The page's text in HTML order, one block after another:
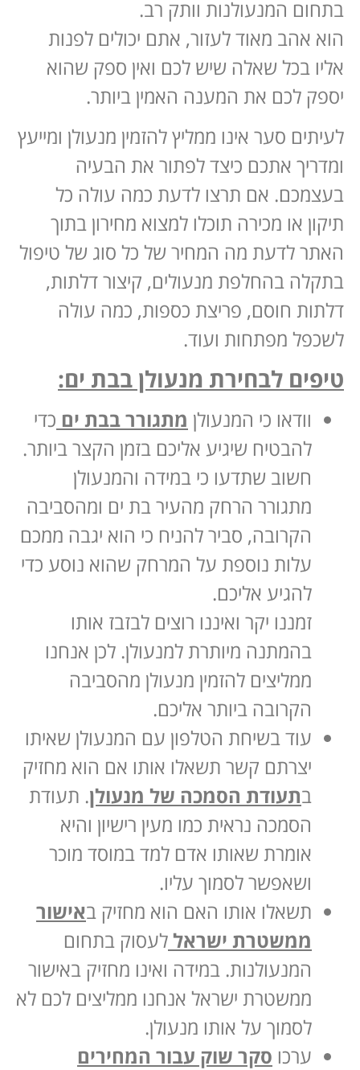
בתחום המנעולנות וותק רב.
הוא אהב מאוד לעזור, אתם יכולים לפנות
אליו בכל שאלה שיש לכם ואין ספק שהוא
יספק לכם את המענה האמין ביותר.
לעיתים סער אינו ממליץ להזמין מנעולן ומייעץ
ומדריך אתכם כיצד לפתור את הבעיה
בעצמכם. אם תרצו לדעת כמה עולה כל
תיקון או מכירה תוכלו למצוא מחירון בתוך
האתר לדעת מה המחיר של כל סוג של טיפול
בתקלה בהחלפת מנעולים, קיצור דלתות,
דלתות חוסם, פריצת כספות, כמה עולה
לשכפל מפתחות ועוד.
טיפים לבחירת מנעולן בבת ים:
וודאו כי המנעולןמתגורר בבת יםכדי
להבטיח שיגיע אליכם בזמן הקצר ביותר.
חשוב שתדעו כי במידה והמנעולן
מתגורר הרחק מהעיר בת ים ומהסביבה
הקרובה, סביר להניח כי הוא יגבה ממכם
עלות נוספת על המרחק שהוא נוסע כדי
להגיע אליכם.
זמננו יקר ואיננו רוצים לבזבז אותו
בהמתנה מיותרת למנעולן. לכן אנחנו
ממליצים להזמין מנעולן מהסביבה
הקרובה ביותר אליכם.
עוד בשיחת הטלפון עם המנעולן שאיתו
יצרתם קשר תשאלו אותו אם הוא מחזיק
תעודת הסמכה של מנעולן. תעודת
הסמכה נראית כמו מעין רישיון והיא
אומרת שאותו אדם למד במוסד מוכר
ושאפשר לסמוך עליו.
תשאלו אותו האם הוא מחזיק ב אישור
ממשטרת ישראל לעסוק בתחום
המנעולנות. במידה ואינו מחזיק באישור
ממשטרת ישראל אנחנו ממליצים לכם לא
לסמוך על אותו מנעולן.
ערכוסקר שוק עבור המחירים